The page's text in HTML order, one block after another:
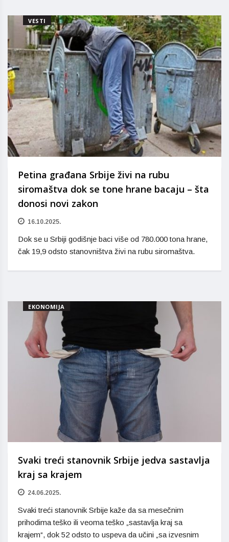
VESTI
Petina građana Srbije živi na rubu
siromaštva dok se tone hrane bacaju – šta
donosi novi zakon
16.10.2025.
Dok se u Srbiji godišnje baci više od 780.000 tona hrane,
čak 19,9 odsto stanovništva živi na rubu siromaštva.
EKONOMIJA
Svaki treći stanovnik Srbije jedva sastavlja
kraj sa krajem
24.06.2025.
Svaki treći stanovnik Srbije kaže da sa mesečnim
prihodima teško ili veoma teško „sastavlja kraj sa
krajem“, dok 52 odsto to uspeva da učini „sa izvesnim